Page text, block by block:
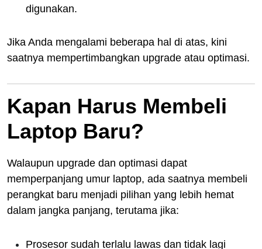
digunakan.
Jika Anda mengalami beberapa hal di atas, kini
saatnya mempertimbangkan upgrade atau optimasi.
Kapan Harus Membeli
Laptop Baru?
Walaupun upgrade dan optimasi dapat
memperpanjang umur laptop, ada saatnya membeli
perangkat baru menjadi pilihan yang lebih hemat
dalam jangka panjang, terutama jika:
Prosesor sudah terlalu lawas dan tidak lagi